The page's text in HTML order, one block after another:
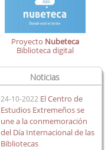
Proyecto Nubeteca
Biblioteca digital
Noticias
24-10-2022 El Centro de
Estudios Extremeños se
une a la conmemoración
del Día Internacional de las
Bibliotecas